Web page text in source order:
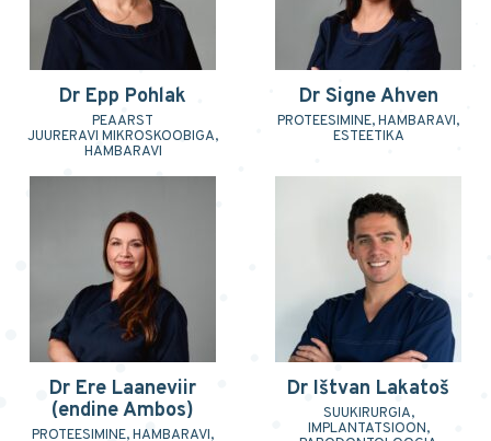
Dr Epp Pohlak
PEAARST
JUURERAVI MIKROSKOOBIGA,
HAMBARAVI
Dr Signe Ahven
PROTEESIMINE, HAMBARAVI,
ESTEETIKA
Dr Ere Laaneviir
(endine Ambos)
PROTEESIMINE, HAMBARAVI,
Dr Ištvan Lakatoš
SUUKIRURGIA,
IMPLANTATSIOON,